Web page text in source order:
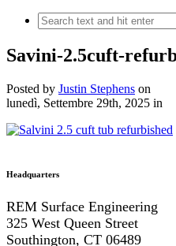
Savini-2.5cuft-
Posted by Justin Stephens on
lunedì, Settembre 29th, 2025 in
Headquarters
REM Surface Engineering
325 West Queen Street
Southington, CT 06489